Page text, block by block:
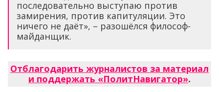
последовательно выступаю против
замирения, против капитуляции. Это
ничего не даёт», – разошёлся философ-
майданщик.
Отблагодарить журналистов за материал
и поддержать «ПолитНавигатор».